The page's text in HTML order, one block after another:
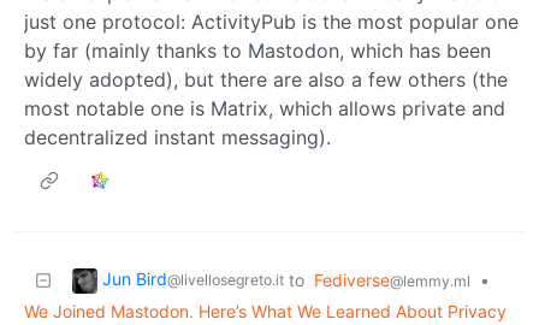
just one protocol: ActivityPub is the most popular one
by far (mainly thanks to Mastodon, which has been
widely adopted), but there are also a few others (the
most notable one is Matrix, which allows private and
decentralized instant messaging).
Jun Bird@livellosegreto.it to Fediverse@lemmy.ml
•
We Joined Mastodon. Here’s What We Learned About Privacy